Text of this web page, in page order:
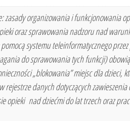
zasady organizowania i funkcjonowania
oraz sprawowania nadzoru nad
systemu teleinformatycznego
do sprawowania tych funkcji)
„blokowania” miejsc dla dzieci,
danych dotyczących
opieki nad dziećmi do lat trzech oraz